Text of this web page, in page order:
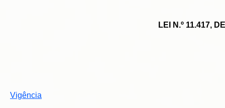
LEI N.º 11.417,
Vigência